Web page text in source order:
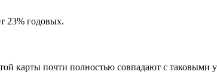
23% годовых.
карты почти полностью совпадают с таковыми